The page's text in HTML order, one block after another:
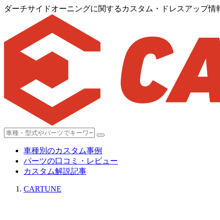
ダーチサイドオーニングに関するカスタム・ドレスアップ情
車種別のカスタム事例
パーツの口コミ・レビュー
カスタム解説記事
CARTUNE